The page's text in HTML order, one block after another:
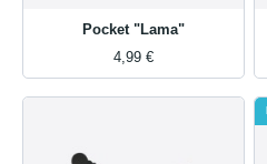
Pocket "Lama"
4,99 €